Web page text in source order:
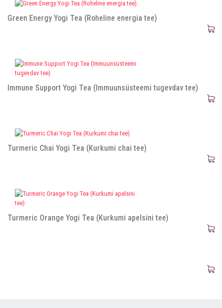
Green Energy Yogi Tea (Roheline energia tee)
Immune Support Yogi Tea (Immuunsüsteemi tugevdav tee)
Turmeric Chai Yogi Tea (Kurkumi chai tee)
Turmeric Orange Yogi Tea (Kurkumi apelsini tee)